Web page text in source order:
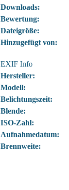
Downloads:
Bewertung:
Dateigröße:
Hinzugefügt von:
EXIF Info
Hersteller:
Modell:
Belichtungszeit:
Blende:
ISO-Zahl:
Aufnahmedatum:
Brennweite: